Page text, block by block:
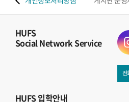
HUFS
Social Network Service
전
HUFS입학안내